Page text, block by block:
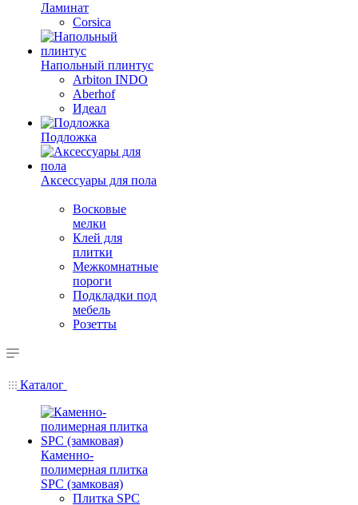
Ламинат
Corsica
Напольный плинтус
Arbiton INDO
Aberhof
Идеал
Подложка
Аксессуары для пола
Восковые
мелки
Клей для
плитки
Межкомнатные
пороги
Подкладки под
мебель
Розетты
Каталог
Каменно-
полимерная плитка
SPC (замковая)
Плитка SPC